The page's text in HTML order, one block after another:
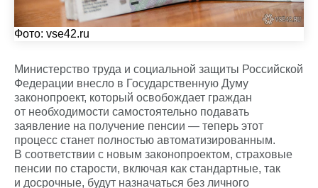
Фото: vse42.ru
Министерство труда и социальной защиты Российской
Федерации внесло в Государственную Думу
законопроект, который освобождает граждан
от необходимости самостоятельно подавать
заявление на получение пенсии — теперь этот
процесс станет полностью автоматизированным.
В соответствии с новым законопроектом, страховые
пенсии по старости, включая как стандартные, так
и досрочные, будут назначаться без личного